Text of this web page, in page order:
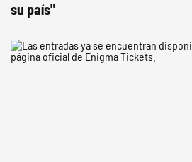
su país"